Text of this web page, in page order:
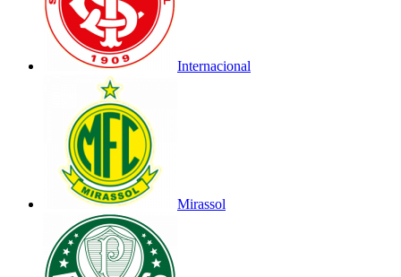
Internacional
Mirassol